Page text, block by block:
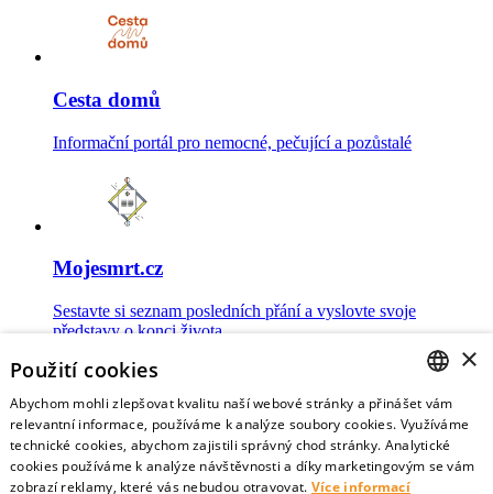
Cesta domů
Informační portál pro nemocné, pečující a pozůstalé
Mojesmrt.cz
Sestavte si seznam posledních přání a vyslovte svoje
představy o konci života
Data o umírání
CZECH
ENGLISH
×
Použití cookies
Abychom mohli zlepšovat kvalitu naší webové stránky a přinášet vám
relevantní informace, používáme k analýze soubory cookies. Využíváme
technické cookies, abychom zajistili správný chod stránky. Analytické
cookies používáme k analýze návštěvnosti a díky marketingovým se vám
zobrazí reklamy, které vás nebudou otravovat. Více informací